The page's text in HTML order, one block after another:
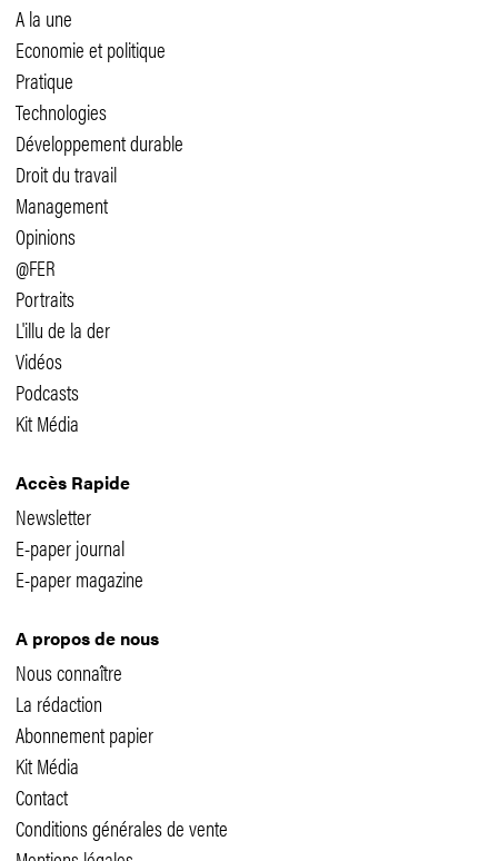
A la une
Economie et politique
Pratique
Technologies
Développement durable
Droit du travail
Management
Opinions
@FER
Portraits
L'illu de la der
Vidéos
Podcasts
Kit Média
Accès Rapide
Newsletter
E-paper journal
E-paper magazine
A propos de nous
Nous connaître
La rédaction
Abonnement papier
Kit Média
Contact
Conditions générales de vente